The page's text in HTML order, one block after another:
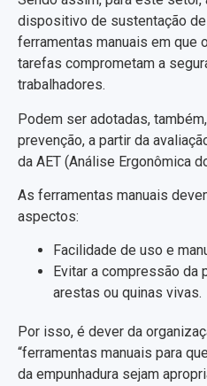
dispositivo de sustentação
ferramentas manuais em que
tarefas comprometam a
trabalhadores.
Podem ser adotadas,
prevenção, a partir da
da AET (Análise Ergonômica
As ferramentas manuais
aspectos:
Facilidade de uso e
Evitar a compressão da
arestas ou quinas vivas.
Por isso, é dever da
“ferramentas manuais para
da empunhadura sejam